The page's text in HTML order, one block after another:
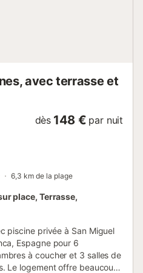
avec terrasse et
dès 148 € par nuit
6,3 km de la plage
place, Terrasse,
piscine privée à San Miguel
Espagne pour 6
à coucher et 3 salles de
Le logement offre beaucoup